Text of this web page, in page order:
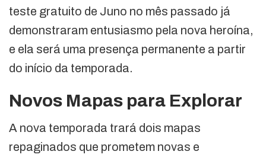
teste gratuito de Juno no mês passado já
demonstraram entusiasmo pela nova heroína,
e ela será uma presença permanente a partir
do início da temporada.
Novos Mapas para Explorar
A nova temporada trará dois mapas
repaginados que prometem novas e